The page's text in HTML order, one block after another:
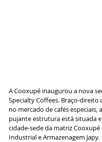
A Cooxupé inaugurou a nova
Specialty Coffees. Braço-direito
no mercado de cafés especiais,
pujante estrutura está situada
cidade-sede da matriz
Industrial e Armazenagem Japy.